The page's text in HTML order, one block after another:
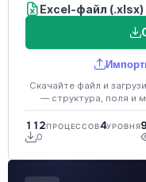
Excel-файл (.xlsx)
Скачайте файл и
— структура, поля и
112ПРОЦЕССОВ4УРОВНЯ
0